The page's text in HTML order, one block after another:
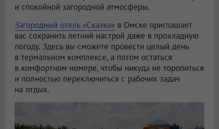
и спокойной загородной атмосферы.
Загородный отель «Сказка» в Омске приглашает
вас сохранить летний настрой даже в прохладную
погоду. Здесь вы сможете провести целый день
в термальном комплексе, а потом остаться
в комфортном номере, чтобы никуда не торопиться
и полностью переключиться с рабочих задач
на отдых.